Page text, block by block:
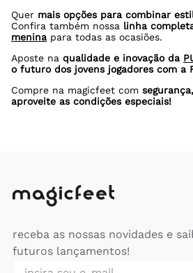
Quer mais opções para combinar
Confira também nossa linha
menina para todas as ocasiões.
Aposte na qualidade e inovação da
o futuro dos jovens jogadores com a
Compre na magicfeet com
aproveite as condições especiais!
receba as nossas novidades e
futuros lançamentos!